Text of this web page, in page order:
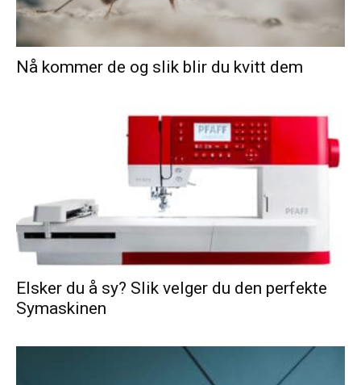
Nå kommer de og slik blir du kvitt dem
Elsker du å sy? Slik velger du den perfekte
Symaskinen